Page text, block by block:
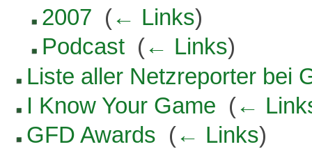
2007 (← Links)
Podcast‎ (← Links)
Liste aller Netzreporter bei
I Know Your Game (←
GFD Awards (← Links)